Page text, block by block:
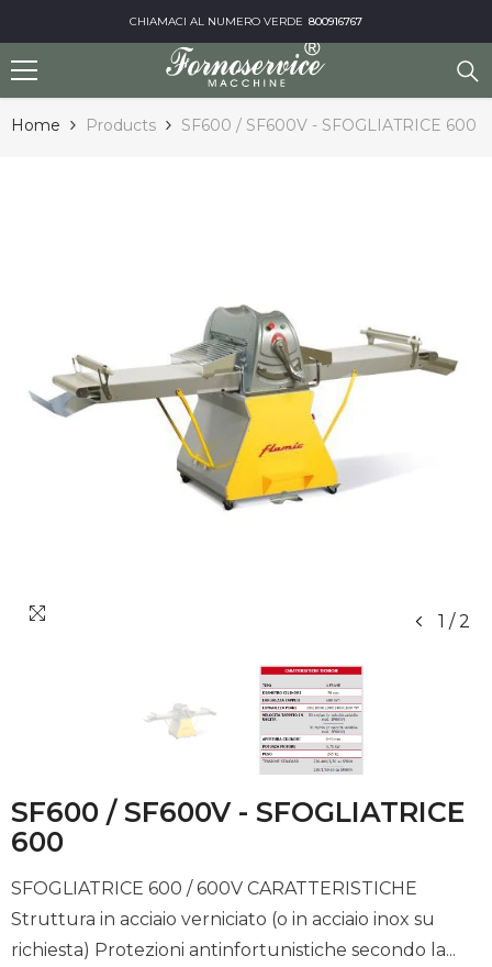
CHIAMACI AL NUMERO VERDE 800916767
Home Products SF600 / SF600V - SFOGLIATRICE 600
1 / 2
SF600 / SF600V - SFOGLIATRICE
600
SFOGLIATRICE 600 / 600V CARATTERISTICHE
Struttura in acciaio verniciato (o in acciaio inox su
richiesta) Protezioni antinfortunistiche secondo la...